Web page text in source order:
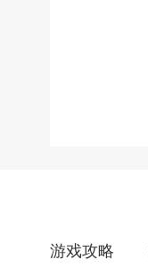
游戏攻略